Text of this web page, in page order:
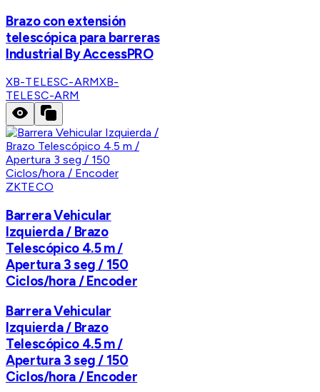
Brazo con extensión
telescópica para barreras
Industrial By AccessPRO
XB-TELESC-ARMXB-
TELESC-ARM
ZKTECO
Barrera Vehicular
Izquierda / Brazo
Telescópico 4.5 m /
Apertura 3 seg / 150
Ciclos/hora / Encoder
Barrera Vehicular
Izquierda / Brazo
Telescópico 4.5 m /
Apertura 3 seg / 150
Ciclos/hora / Encoder